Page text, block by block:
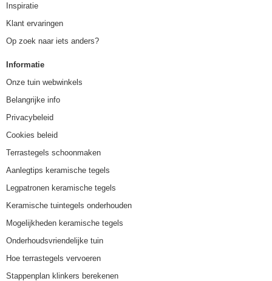
Inspiratie
Klant ervaringen
Op zoek naar iets anders?
Informatie
Onze tuin webwinkels
Belangrijke info
Privacybeleid
Cookies beleid
Terrastegels schoonmaken
Aanlegtips keramische tegels
Legpatronen keramische tegels
Keramische tuintegels onderhouden
Mogelijkheden keramische tegels
Onderhoudsvriendelijke tuin
Hoe terrastegels vervoeren
Stappenplan klinkers berekenen